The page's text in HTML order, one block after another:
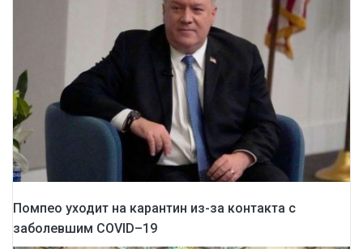
Помпео уходит на карантин из-за контакта с
заболевшим COVID–19